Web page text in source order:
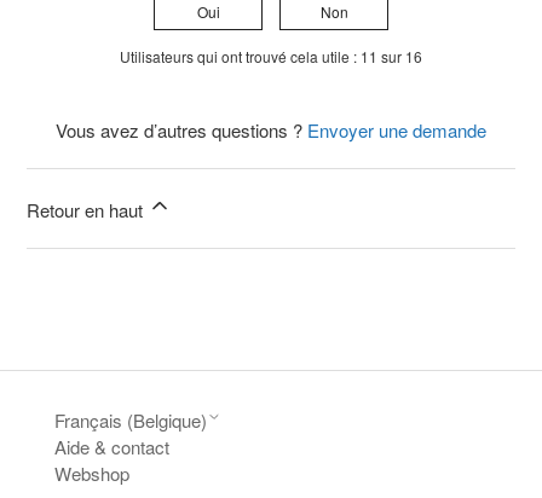
Oui Non
Utilisateurs qui ont trouvé cela utile : 11 sur 16
Vous avez d’autres questions ? Envoyer une demande
Retour en haut
Français (Belgique)
Aide & contact
Webshop